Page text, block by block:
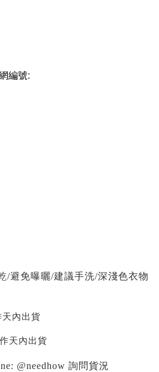
編號:
/避免曝曬/建議手洗/深淺色衣物
內出貨
天內出貨
@needhow 詢問貨況